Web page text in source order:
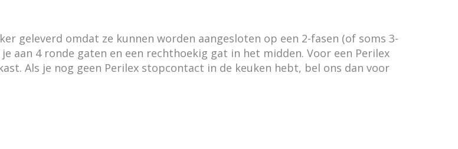
geleverd omdat ze kunnen worden aangesloten op een 2-fasen (of soms 3-
aan 4 ronde gaten en een rechthoekig gat in het midden. Voor een Perilex
Als je nog geen Perilex stopcontact in de keuken hebt, bel ons dan voor